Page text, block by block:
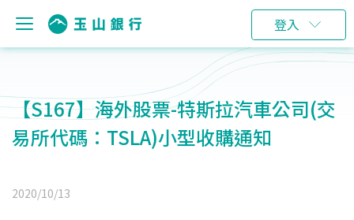
登入
【S167】海外股票-特斯拉汽車公司(交
易所代碼：TSLA)小型收購通知
2020/10/13